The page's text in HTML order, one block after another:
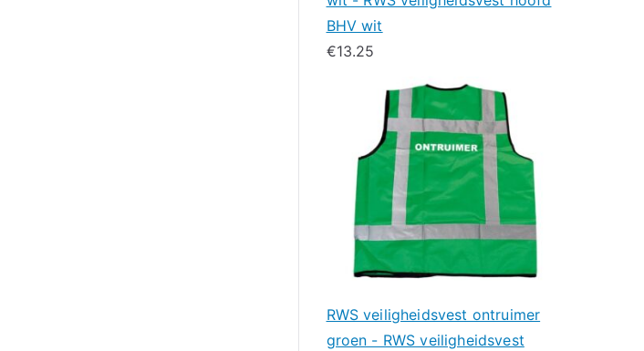
BHV wit
€13.25
RWS veiligheidsvest ontruimer
groen - RWS veiligheidsvest